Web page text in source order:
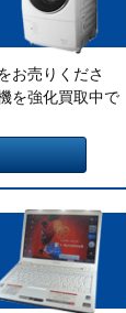
お売りくださ
を強化買取中で